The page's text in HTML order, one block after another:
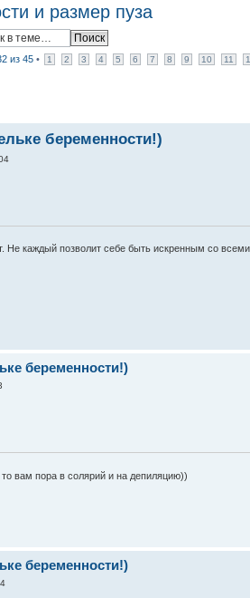
и размер пуза
из 45 • 1 2 3 4 5 6 7 8 9 10 11
беременности!)
Не каждый позволит себе быть искренным со
беременности!)
вам пора в солярий и на депиляцию))
беременности!)